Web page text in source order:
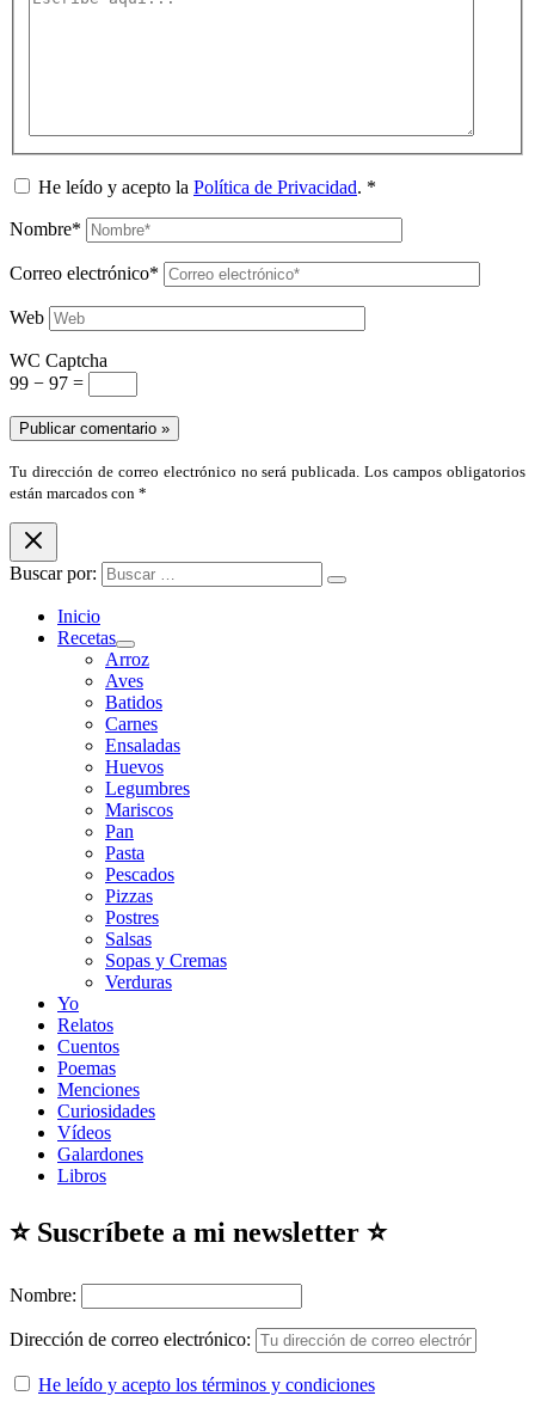
He leído y acepto la Política de Privacidad. *
Nombre*
Correo electrónico*
Web
WC Captcha
99 − 97 =
Tu dirección de correo electrónico no será publicada. Los campos obligatorios
están marcados con *
Buscar por:
Inicio
Recetas
Arroz
Aves
Batidos
Carnes
Ensaladas
Huevos
Legumbres
Mariscos
Pan
Pasta
Pescados
Pizzas
Postres
Salsas
Sopas y Cremas
Verduras
Yo
Relatos
Cuentos
Poemas
Menciones
Curiosidades
Vídeos
Galardones
Libros
⭐ Suscríbete a mi newsletter ⭐
Nombre:
Dirección de correo electrónico:
He leído y acepto los términos y condiciones